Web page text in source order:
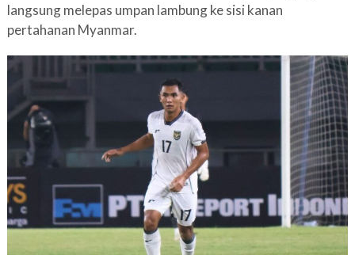
langsung melepas umpan lambung ke sisi kanan
pertahanan Myanmar.